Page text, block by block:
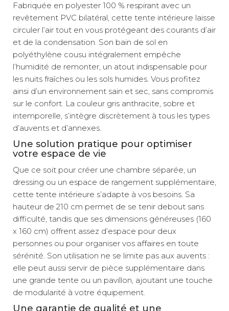
Fabriquée en polyester 100 % respirant avec un
revêtement PVC bilatéral, cette tente intérieure laisse
circuler l’air tout en vous protégeant des courants d’air
et de la condensation. Son bain de sol en
polyéthylène cousu intégralement empêche
l’humidité de remonter, un atout indispensable pour
les nuits fraîches ou les sols humides. Vous profitez
ainsi d’un environnement sain et sec, sans compromis
sur le confort. La couleur gris anthracite, sobre et
intemporelle, s’intègre discrètement à tous les types
d’auvents et d’annexes.
Une solution pratique pour optimiser
votre espace de vie
Que ce soit pour créer une chambre séparée, un
dressing ou un espace de rangement supplémentaire,
cette tente intérieure s’adapte à vos besoins. Sa
hauteur de 210 cm permet de se tenir debout sans
difficulté, tandis que ses dimensions généreuses (160
x 160 cm) offrent assez d’espace pour deux
personnes ou pour organiser vos affaires en toute
sérénité. Son utilisation ne se limite pas aux auvents :
elle peut aussi servir de pièce supplémentaire dans
une grande tente ou un pavillon, ajoutant une touche
de modularité à votre équipement.
Une garantie de qualité et une